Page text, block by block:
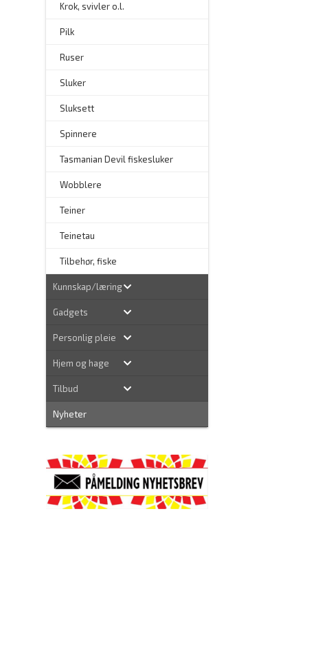
Krok, svivler o.l.
Pilk
Ruser
Sluker
Sluksett
Spinnere
Tasmanian Devil fiskesluker
Wobblere
Teiner
Teinetau
Tilbehør, fiske
Kunnskap/læring
Gadgets
Personlig pleie
Hjem og hage
Tilbud
Nyheter